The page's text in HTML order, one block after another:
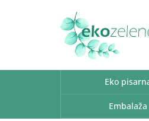
Eko
Embalaža